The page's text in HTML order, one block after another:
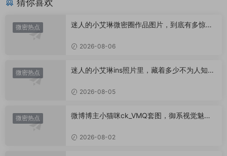
猜你喜欢
微密热点
迷人的小艾琳微密圈作品图片，到底有多惊
2026-08-06
微密热点
迷人的小艾琳ins照片里，藏着多少不为人知的
2026-08-05
微密热点
微博博主小猫咪ck_VMQ套图，御系视觉魅力
2026-08-02